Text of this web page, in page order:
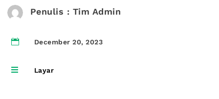
Penulis : Tim Admin
 December 20, 2023
 Layar